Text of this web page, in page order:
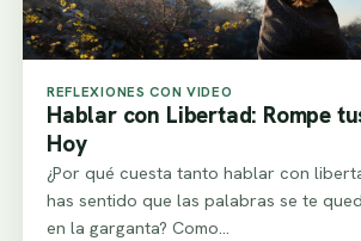
REFLEXIONES CON VIDEO
Hablar con Libertad: Rompe
Hoy
¿Por qué cuesta tanto hablar con
has sentido que las palabras se te
en la garganta? Como…